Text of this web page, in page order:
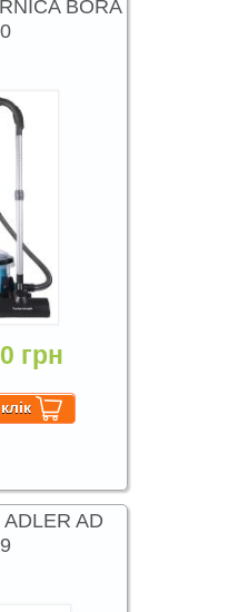
BORA
грн
AD